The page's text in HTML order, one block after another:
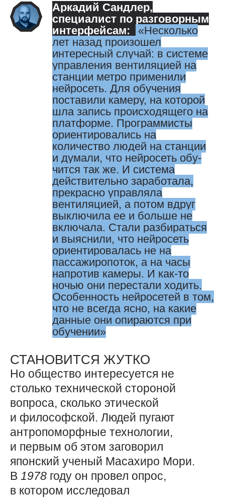
Аркадий Сандлер,
специалист по разговорным
интерфейсам:
Несколько
лет назад произошел
интересный случай: в системе
управления вентиляцией на
станции метро применили
нейросеть. Для обучения
поставили камеру, на которой
шла запись происходящего на
платформе. Программисты
ориентировались на
количество людей на станции
и думали, что нейросеть обу­
чится так же. И система
действительно заработала,
прекрасно управляла
вентиляцией, а потом вдруг
выключила ее и больше не
включала. Стали разбираться
и выяснили, что нейросеть
ориентировалась не на
пассажиропоток, а на часы
напротив камеры. И как-то
ночью они перестали ходить.
Особенность нейросетей в том,
что не всегда ясно, на какие
данные они опираются при
обучении
СТАНОВИТСЯ ЖУТКО
Но общество интересуется не
столько технической стороной
вопроса, сколько этической
и философской. Людей пугают
антропоморфные технологии,
и первым об этом заговорил
японский ученый Масахиро Мори.
В 1978 году он провел опрос,
в котором исследовал